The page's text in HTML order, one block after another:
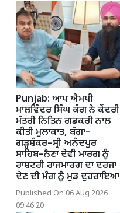
Punjab: ਆਪ ਐਮਪੀ
ਮਾਲਵਿੰਦਰ ਸਿੰਘ ਕੰਗ ਨੇ ਕੇਂਦਰੀ
ਮੰਤਰੀ ਨਿਤਿਨ ਗਡਕਰੀ ਨਾਲ
ਕੀਤੀ ਮੁਲਾਕਾਤ, ਬੰਗਾ–
ਗੜ੍ਹਸ਼ੰਕਰ–ਸ੍ਰੀ ਅਨੰਦਪੁਰ
ਸਾਹਿਬ–ਨੈਣਾ ਦੇਵੀ ਮਾਰਗ ਨੂੰ
ਰਾਸ਼ਟਰੀ ਰਾਜਮਾਰਗ ਦਾ ਦਰਜਾ
ਦੇਣ ਦੀ ਮੰਗ ਨੂੰ ਮੁੜ ਦੁਹਰਾਇਆ
Published On 06 Aug 2026
09:46:20